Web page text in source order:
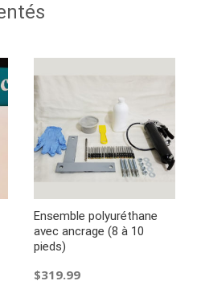
Ensemble polyuréthane
avec ancrage (8 à 10
pieds)
$319.99